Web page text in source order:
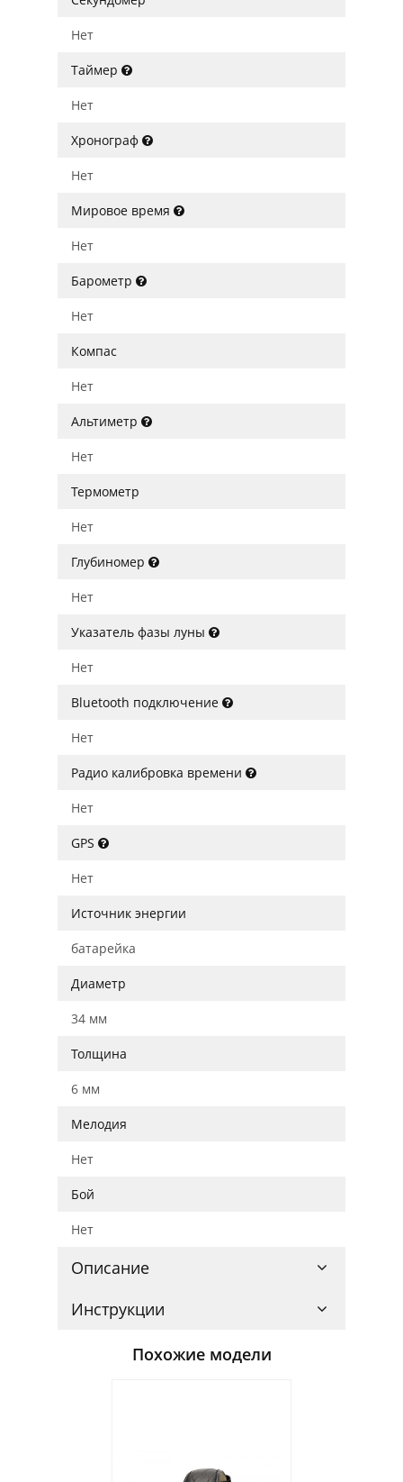
Нет
Таймер
Нет
Хронограф
Нет
Мировое время
Нет
Барометр
Нет
Компас
Нет
Альтиметр
Нет
Термометр
Нет
Глубиномер
Нет
Указатель фазы луны
Нет
Bluetooth подключение
Нет
Радио калибровка времени
Нет
GPS
Нет
Источник энергии
батарейка
Диаметр
34 мм
Толщина
6 мм
Мелодия
Нет
Бой
Нет
Описание
Инструкции
Похожие модели